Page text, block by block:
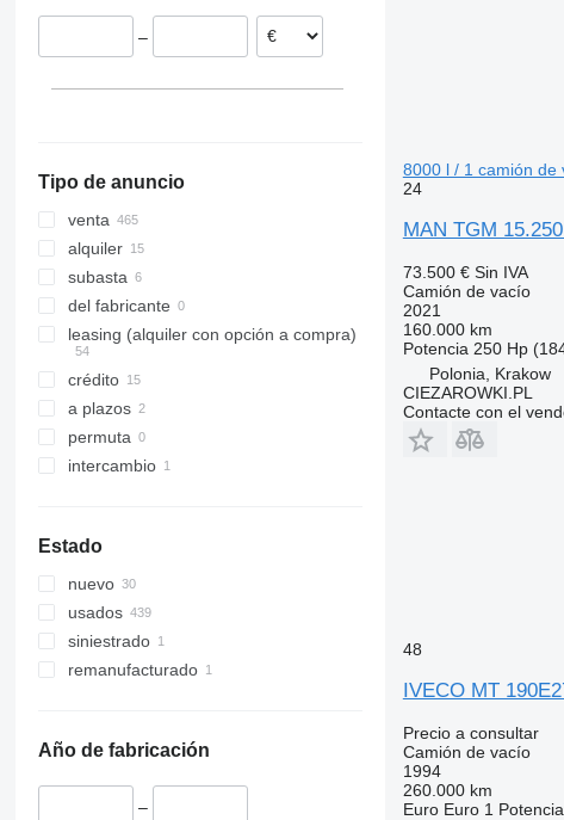
Bélgica
Italia
–
Tipo de anuncio
venta
alquiler
subasta
del fabricante
leasing (alquiler con opción a compra)
crédito
a plazos
permuta
intercambio
Estado
nuevo
usados
siniestrado
remanufacturado
Año de fabricación
–
8000 l / 1 camión de
24
MAN TGM
73.500 € Sin IVA
Camión de vacío
2021
160.000 km
Potencia 250 Hp
Polonia, Krakow
CIEZAROWKI.PL
Contacte con el
48
IVECO MT
Precio a consultar
Camión de vacío
1994
260.000 km
Euro Euro 1 Potencia